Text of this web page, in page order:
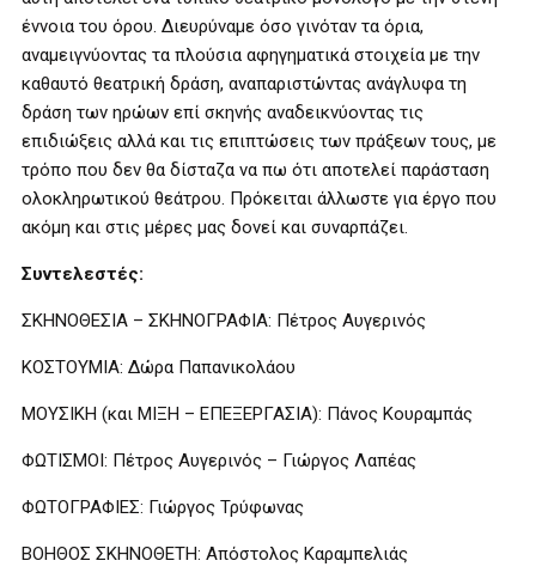
έννοια του όρου. Διευρύναμε όσο γινόταν τα όρια,
αναμειγνύοντας τα πλούσια αφηγηματικά στοιχεία με την
καθαυτό θεατρική δράση, αναπαριστώντας ανάγλυφα τη
δράση των ηρώων επί σκηνής αναδεικνύοντας τις
επιδιώξεις αλλά και τις επιπτώσεις των πράξεων τους, με
τρόπο που δεν θα δίσταζα να πω ότι αποτελεί παράσταση
ολοκληρωτικού θεάτρου. Πρόκειται άλλωστε για έργο που
ακόμη και στις μέρες μας δονεί και συναρπάζει.
Συντελεστές:
ΣΚΗΝΟΘΕΣΙΑ – ΣΚΗΝΟΓΡΑΦΙΑ: Πέτρος Αυγερινός
ΚΟΣΤΟΥΜΙΑ: Δώρα Παπανικολάου
ΜΟΥΣΙΚΗ (και ΜΙΞΗ – ΕΠΕΞΕΡΓΑΣΙΑ): Πάνος Κουραμπάς
ΦΩΤΙΣΜΟΙ: Πέτρος Αυγερινός – Γιώργος Λαπέας
ΦΩΤΟΓΡΑΦΙΕΣ: Γιώργος Τρύφωνας
ΒΟΗΘΟΣ ΣΚΗΝΟΘΕΤΗ: Απόστολος Καραμπελιάς